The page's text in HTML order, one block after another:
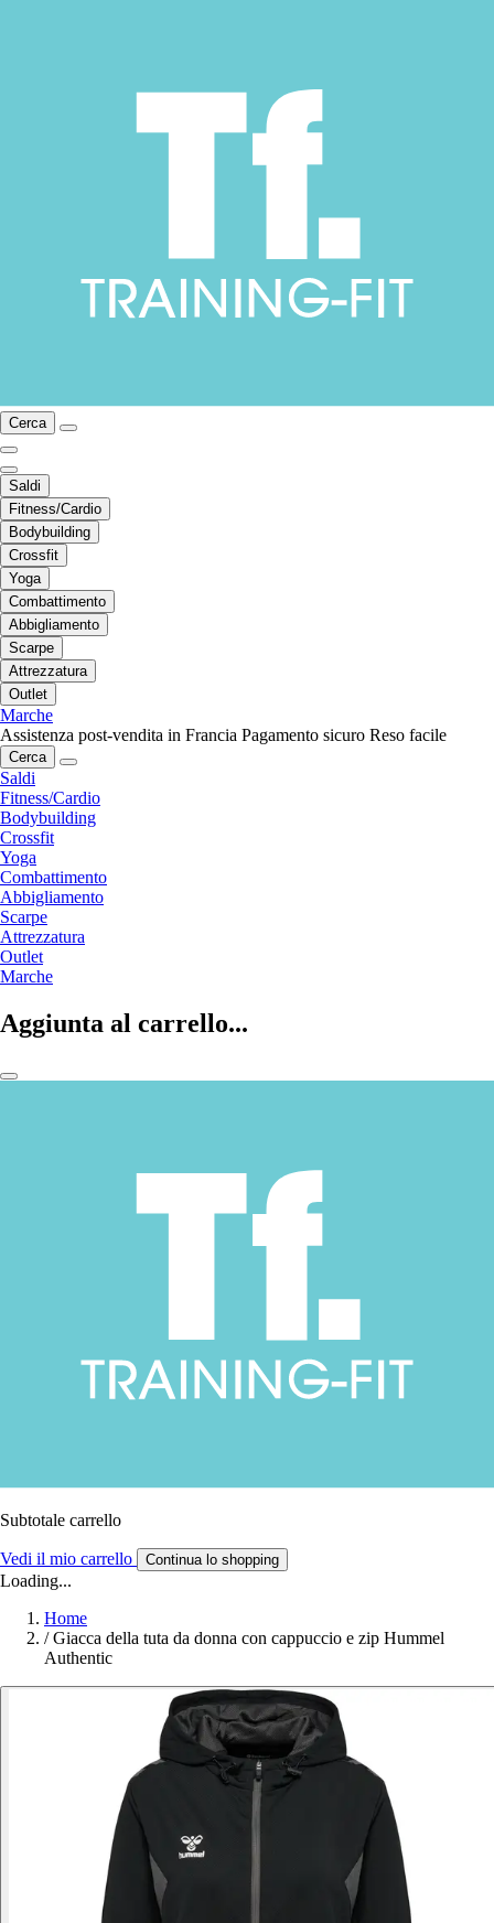
Cerca
Saldi
Fitness/Cardio
Bodybuilding
Crossfit
Yoga
Combattimento
Abbigliamento
Scarpe
Attrezzatura
Outlet
Marche
Assistenza post-vendita in Francia Pagamento sicuro Reso facile
Cerca
Saldi
Fitness/Cardio
Bodybuilding
Crossfit
Yoga
Combattimento
Abbigliamento
Scarpe
Attrezzatura
Outlet
Marche
Aggiunta al carrello...
Subtotale carrello
Vedi il mio carrello Continua lo shopping
Loading...
Home
/ Giacca della tuta da donna con cappuccio e zip Hummel
Authentic